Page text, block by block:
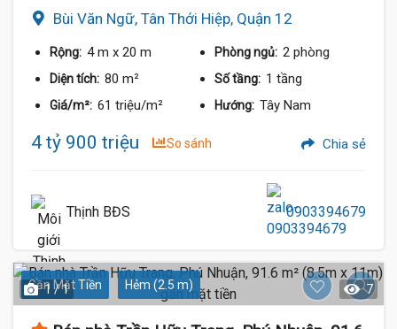
Bùi Văn Ngữ, Tân Thới Hiệp, Quận 12
Rộng: 4 m x 20 m Phòng ngủ: 2 phòng
Diện tích: 80 m² Số tầng: 1 tầng
Giá/m²: 61 triệu/m² Hướng: Tây Nam
4 tỷ 900 triệu So sánh Chia sẻ
Thịnh BĐS 0903394679
Gần Mặt Tiền Hẻm (2.5 m)
1 / 1 7